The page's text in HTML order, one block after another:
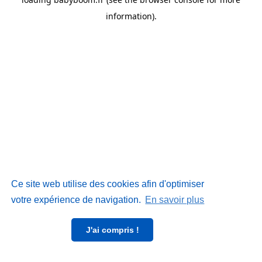
Ce site web utilise des cookies afin d'optimiser
votre expérience de navigation. En savoir plus
J'ai compris !
information).